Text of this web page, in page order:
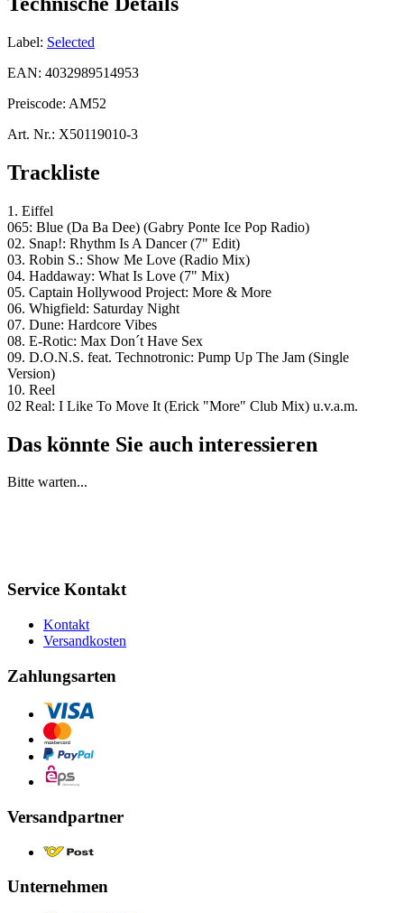
Label: Selected
EAN: 4032989514953
Preiscode: AM52
Art. Nr.: X50119010-3
Trackliste
1. Eiffel
065: Blue (Da Ba Dee) (Gabry Ponte Ice Pop Radio)
02. Snap!: Rhythm Is A Dancer (7" Edit)
03. Robin S.: Show Me Love (Radio Mix)
04. Haddaway: What Is Love (7" Mix)
05. Captain Hollywood Project: More & More
06. Whigfield: Saturday Night
07. Dune: Hardcore Vibes
08. E-Rotic: Max Don´t Have Sex
09. D.O.N.S. feat. Technotronic: Pump Up The Jam (Single
Version)
10. Reel
02 Real: I Like To Move It (Erick "More" Club Mix) u.v.a.m.
Das könnte Sie auch interessieren
Bitte warten...
Service Kontakt
Kontakt
Versandkosten
Zahlungsarten
Versandpartner
Unternehmen